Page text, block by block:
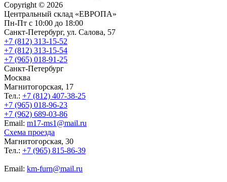
Copyright © 2026
Центральный склад «ЕВРОПА»
Пн-Пт с 10:00 до 18:00
Санкт-Петербург, ул. Салова, 57
+7 (812) 313-15-52
+7 (812) 313-15-54
+7 (965) 018-91-25
Санкт-Петербург
Москва
Магнитогорская, 17
Тел.: +7 (812) 407-38-25
+7 (965) 018-96-23
+7 (962) 689-03-86
Еmail: m17-ms1@mail.ru
Схема проезда
Магнитогорская, 30
Тел.: +7 (965) 815-86-39
Еmail: km-furn@mail.ru